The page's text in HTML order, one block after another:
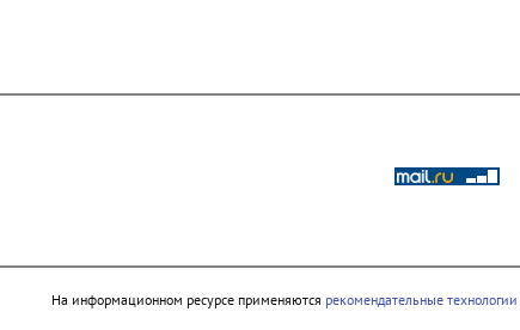
На информационном ресурсе применяются рекомендательные технологии